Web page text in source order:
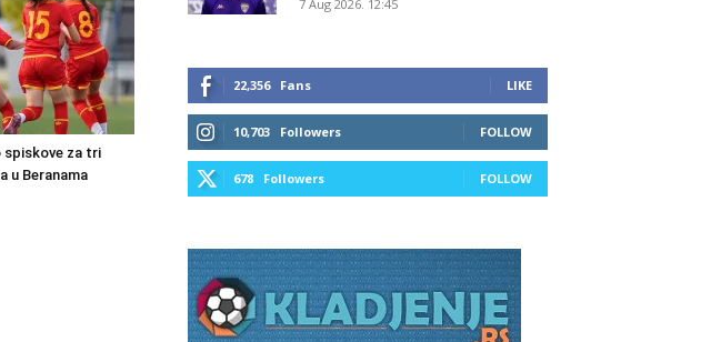
spiskove za tri
u Beranama
7 Aug 2026. 12:45
22,356 Fans LIKE
10,703 Followers FOLLOW
678 Followers FOLLOW